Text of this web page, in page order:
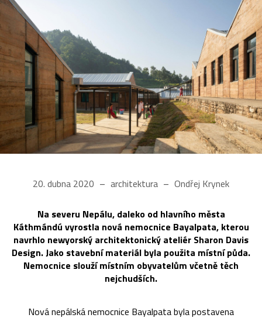
20. dubna 2020 architektura Ondřej Krynek
Na severu Nepálu, daleko od hlavního města
Káthmándú vyrostla nová nemocnice Bayalpata, kterou
navrhlo newyorský architektonický ateliér Sharon Davis
Design. Jako stavební materiál byla použita místní půda.
Nemocnice slouží místním obyvatelům včetně těch
nejchudších.
Nová nepálská nemocnice Bayalpata byla postavena